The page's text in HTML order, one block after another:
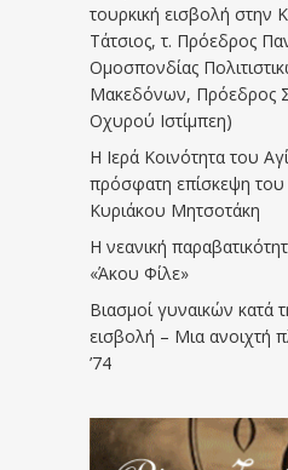
τουρκική εισβολή στην
Τάτσιος, τ. Πρόεδρος
Ομοσπονδίας
Μακεδόνων, Πρόεδρος
Οχυρού Ιστίμπεη)
Η Ιερά Κοινότητα του
πρόσφατη επίσκεψη
Κυριάκου Μητσοτάκη
Η νεανική
«Άκου Φίλε»
Βιασμοί γυναικών κατά
εισβολή – Μια ανοιχτή
’74